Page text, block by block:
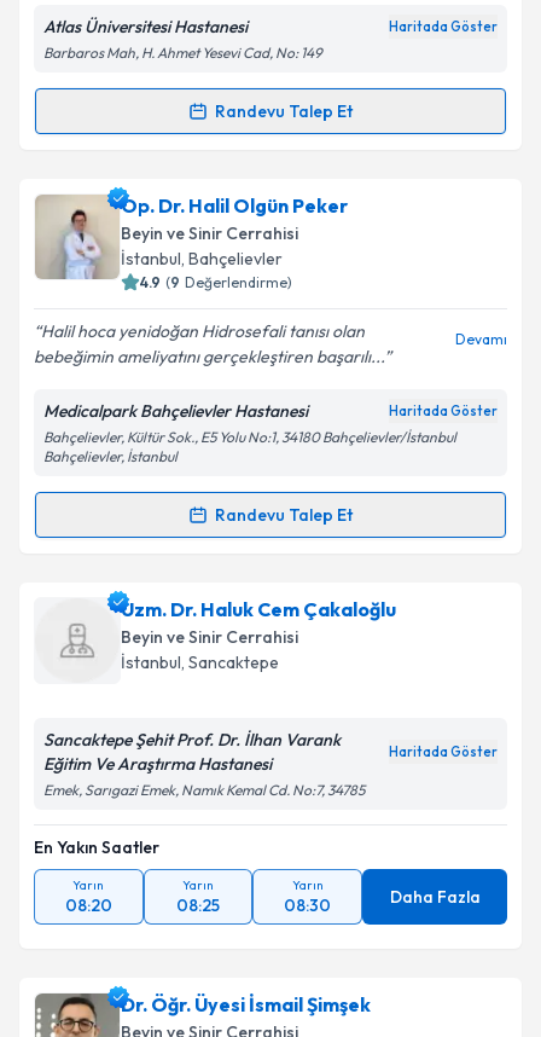
Kişisel verilerimin işlenmesine ilişkin
Metni'ni okudum ve kişisel verilerimin belirtilen
kapsamda işlenmesini kabul ediyorum.
Atlas Üniversitesi Hastanesi Haritada Göster
Barbaros Mah, H. Ahmet Yesevi Cad, No: 149
Randevu Talep Et
Randevu Takvimi Talebi
Prof. Dr. Ersoy Kocabıçakiçin randevu takvimi
talebi oluşturun. Size bu uzmandan randevu almanız
için bir takvim hazırlandığında e-posta ile
bilgilendireceğiz.
E-posta Adresiniz
Kişisel verilerimin işlenmesine ilişkinAydınlatma
Metni'ni okudum ve kişisel verilerimin belirtilen
kapsamda işlenmesini kabul ediyorum.
Op. Dr. Halil Olgün Peker
Beyin ve Sinir Cerrahisi
İstanbul, Bahçelievler
4.9 (9 Değerlendirme)
Halil hoca yenidoğan Hidrosefali tanısı olan
bebeğimin ameliyatını gerçekleştiren başarılı...
Devamı
Medicalpark Bahçelievler Hastanesi Haritada Göster
Bahçelievler, Kültür Sok., E5 Yolu No:1, 34180 Bahçelievler/İstanbul
Bahçelievler, İstanbul
Randevu Talep Et
Randevu Takvimi Talebi
Op. Dr. Halil Olgün Pekeriçin randevu takvimi talebi
oluşturun. Size bu uzmandan randevu almanız için bir
takvim hazırlandığında e-posta ile bilgilendireceğiz.
Kişisel verilerimin işlenmesine ilişkinAydınlatma
Metni
kapsamda işlenmesini kabul ediyorum.
Uzm. Dr. Haluk Cem Çakaloğlu
Beyin ve Sinir Cerrahisi
İstanbul, Sancaktepe
Sancaktepe Şehit Prof. Dr. İlhan Varank
Eğitim Ve Araştırma Hastanesi
Haritada Göster
Emek, Sarıgazi Emek, Namık Kemal Cd. No:7, 34785
En Yakın Saatler
Yarın
08:20
Yarın
08:25
Yarın
08:30 Daha Fazla
Dr. Öğr. Üyesi İsmail Şimşek
Beyin ve Sinir Cerrahisi